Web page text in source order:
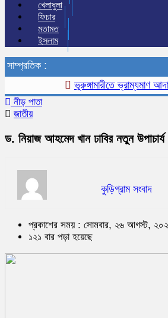
খেলাধুলা
ফিচার
মতামত
ইসলাম
সাম্প্রতিক :
ভূরুঙ্গামারীতে ভ্রাম্যমাণ
নীড় পাতা
জাতীয়
ড. নিয়াজ আহমেদ খান ঢাবির নতুন উপাচার্য
কুড়িগ্রাম সংবাদ
প্রকাশের সময় : সোমবার, ২৬ আগস্ট,
১২১ বার পড়া হয়েছে